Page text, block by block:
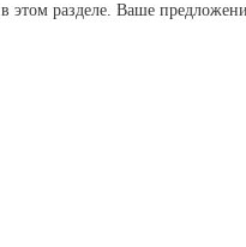
в этом разделе. Ваше